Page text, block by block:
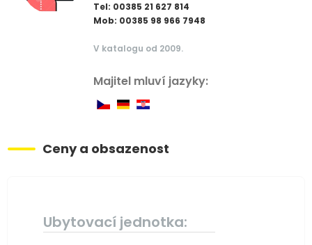
Tel: 00385 21 627 814
Mob: 00385 98 966 7948
V katalogu od 2009.
Majitel mluví jazyky:
Ceny a obsazenost
Ubytovací jednotka: